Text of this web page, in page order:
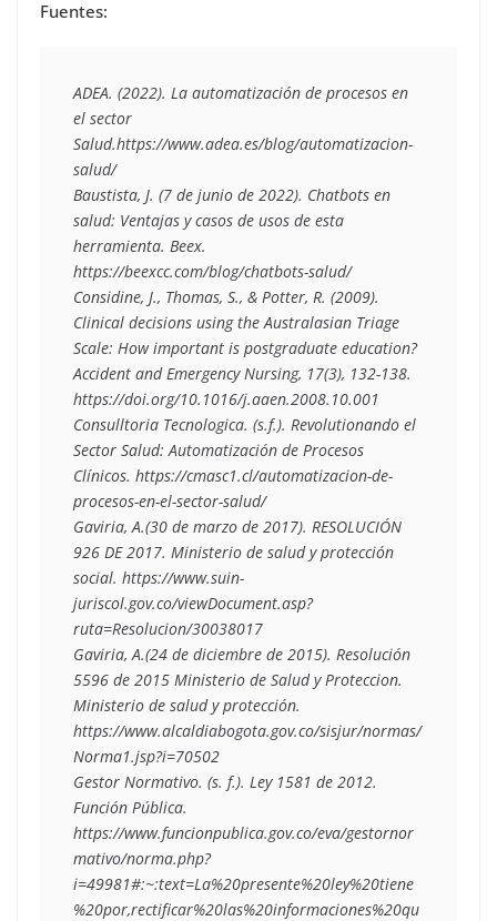
Fuentes:
ADEA. (2022). La automatización de procesos en
el sector
Salud.https://www.adea.es/blog/automatizacion-
salud/
Baustista, J. (7 de junio de 2022). Chatbots en
salud: Ventajas y casos de usos de esta
herramienta. Beex.
https://beexcc.com/blog/chatbots-salud/
Considine, J., Thomas, S., & Potter, R. (2009).
Clinical decisions using the Australasian Triage
Scale: How important is postgraduate education?
Accident and Emergency Nursing, 17(3), 132-138.
https://doi.org/10.1016/j.aaen.2008.10.001
Consulltoria Tecnologica. (s.f.). Revolutionando el
Sector Salud: Automatización de Procesos
Clínicos. https://cmasc1.cl/automatizacion-de-
procesos-en-el-sector-salud/
Gaviria, A.(30 de marzo de 2017). RESOLUCIÓN
926 DE 2017. Ministerio de salud y protección
social. https://www.suin-
juriscol.gov.co/viewDocument.asp?
ruta=Resolucion/30038017
Gaviria, A.(24 de diciembre de 2015). Resolución
5596 de 2015 Ministerio de Salud y Proteccion.
Ministerio de salud y protección.
https://www.alcaldiabogota.gov.co/sisjur/normas/
Norma1.jsp?i=70502
Gestor Normativo. (s. f.). Ley 1581 de 2012.
Función Pública.
https://www.funcionpublica.gov.co/eva/gestornor
mativo/norma.php?
i=49981#:~:text=La%20presente%20ley%20tiene
%20por,rectificar%20las%20informaciones%20qu